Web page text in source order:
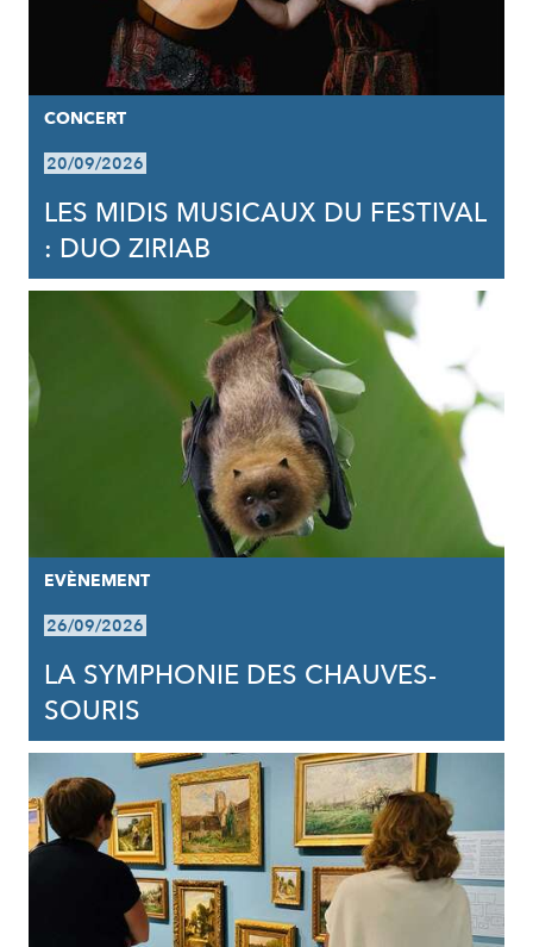
CONCERT
20/09/2026
LES MIDIS MUSICAUX DU FESTIVAL
: DUO ZIRIAB
EVÈNEMENT
26/09/2026
LA SYMPHONIE DES CHAUVES-
SOURIS